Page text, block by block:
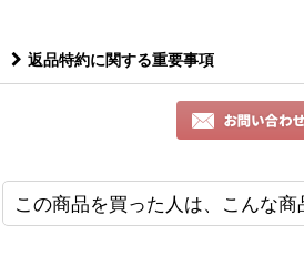
返品特約に関する重要事項
この商品を買った人は、こんな